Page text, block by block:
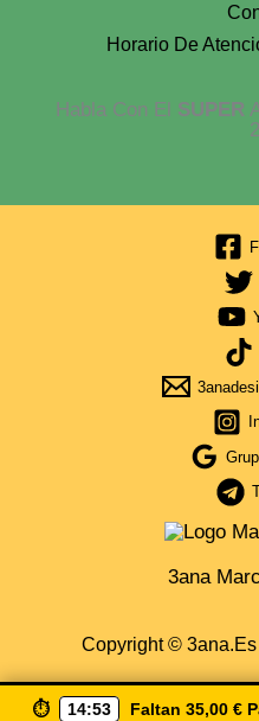
Horario De
Habla Con El SUPER
3ana
Copyright ©
⏱️ 14:52 Faltan 35,00 €